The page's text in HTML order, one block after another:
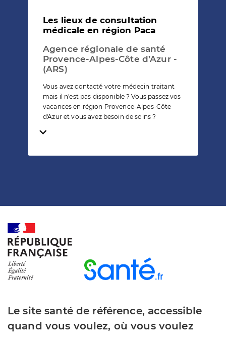
Les lieux de consultation
médicale en région Paca
Agence régionale de santé
Provence-Alpes-Côte d’Azur -
(ARS)
Vous avez contacté votre médecin traitant
mais il n'est pas disponible ? Vous passez vos
vacances en région Provence-Alpes-Côte
d'Azur et vous avez besoin de soins ?
Temps de lecture
Le site santé de référence, accessible
quand vous voulez, où vous voulez